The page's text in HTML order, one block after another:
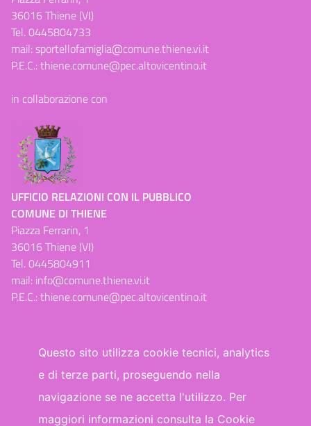
36016 Thiene (VI)
Tel.0445804733
mail:sportellofamiglia@comune.thiene.vi.it
P.E.C.:thiene.comune@pec.altovicentino.it
in collaborazione con
UFFICIO RELAZIONI CON IL PUBBLICO
COMUNE DI THIENE
Piazza Ferrarin, 1
36016 Thiene (VI)
Tel.0445804911
mail: info@comune.thiene.vi.it
P.E.C.:thiene.comune@pec.altovicentino.it
Dichiarazione di accessibilità
Questo sito utilizza cookie tecnici, analytics
e di terze parti, proseguendo nella
navigazione se ne accetta l'utilizzo. Per
maggiori informazioni consulta la Cookie